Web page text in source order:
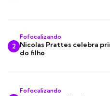
2
Fofocalizando
Nicolas Prattes celebra
do filho
Fofocalizando